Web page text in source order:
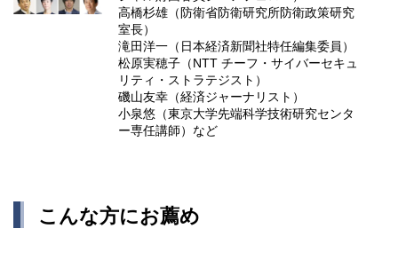
高橋杉雄（防衛省防衛研究所防衛政策研究
室長）
滝田洋一（日本経済新聞社特任編集委員）
松原実穂子（NTT チーフ・サイバーセキュ
リティ・ストラテジスト）
磯山友幸（経済ジャーナリスト）
小泉悠（東京大学先端科学技術研究センタ
ー専任講師）など
こんな方にお薦め